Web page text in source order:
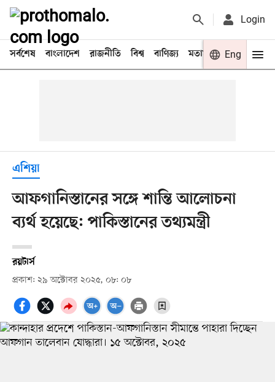
Login
সর্বশেষ বাংলাদেশ রাজনীতি বিশ্ব বাণিজ্য মতামত খেলা
Eng
এশিয়া
আফগানিস্তানের সঙ্গে শান্তি আলোচনা
ব্যর্থ হয়েছে: পাকিস্তানের তথ্যমন্ত্রী
রয়টার্স
প্রকাশ: ২৯ অক্টোবর ২০২৫, ০৮: ০৮